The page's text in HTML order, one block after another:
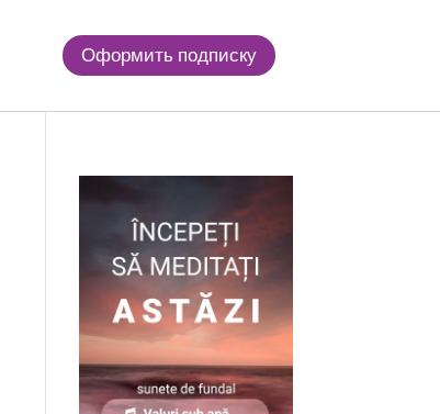
Оформить подписку